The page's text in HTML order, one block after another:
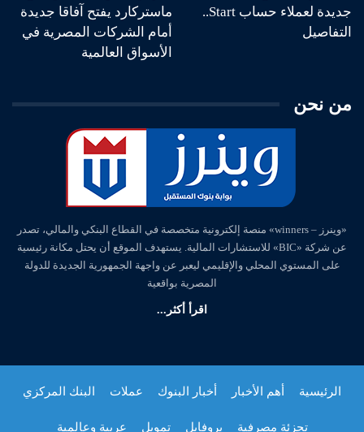
جديدة لعملاء حساب Start..
التفاصيل
ماستركارد يفتح آفاقا جديدة
أمام الشركات المصرية في
الأسواق العالمية
من نحن
«وينرز – winners» منصة إلكترونية متخصصة في القطاع البنكي والمالي، تصدر
عن شركة «BIC» للاستشارات المالية. يستهدف الموقع أن يحتل مكانة رئيسية
على المستوي المحلي والإقليمي ليعبر عن واجهة الجمهورية الجديدة للدولة
المصرية بواقعية
اقرأ أكثر...
الرئيسية أهم الأخبار أخبار البنوك عملات البنك المركزي
تجزئة مصرفية بروفايل تمويل عربية وعالمية